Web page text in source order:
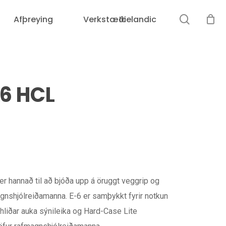
Afþreying VerkstæðiIcelandic
HCL
hannað til að bjóða upp á öruggt veggrip og
E-6 er samþykkt fyrir notkun
auka sýnileika og Hard-Case Lite